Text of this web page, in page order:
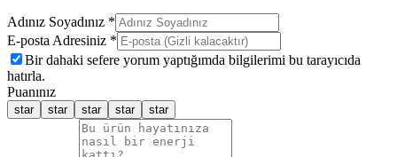
Adınız Soyadınız *
E-posta Adresiniz *
Bir dahaki sefere yorum yaptığımda bilgilerimi bu tarayıcıda
hatırla.
Puanınız
star star star star star